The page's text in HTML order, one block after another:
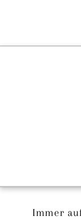
Immer